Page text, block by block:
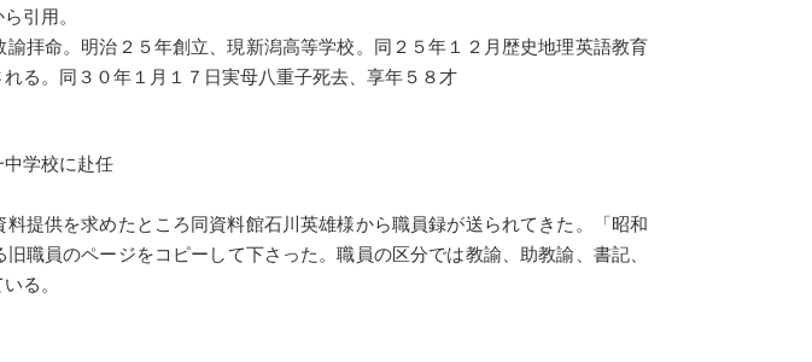
引用。
拝命。明治２５年創立、現新潟高等学校。同２５年１２月歴史地理英語教育
る。同３０年１月１７日実母八重子死去、享年５８才
学校に赴任
提供を求めたところ同資料館石川英雄様から職員録が送られてきた。「昭和
職員のページをコピーして下さった。職員の区分では教諭、助教諭、書記、
る。